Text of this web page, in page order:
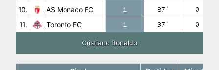
10.
AS Monaco FC 1 87′
0
11.
Toronto FC 1 37′ 0
Cristiano Ronaldo